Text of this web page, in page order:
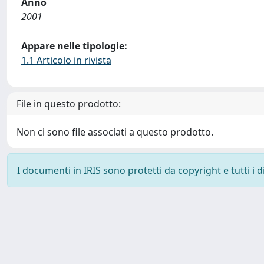
2001
Appare nelle tipologie:
1.1 Articolo in rivista
File in questo prodotto:
Non ci sono file associati a questo prodotto.
I documenti in IRIS sono protetti da copyright e tutti i